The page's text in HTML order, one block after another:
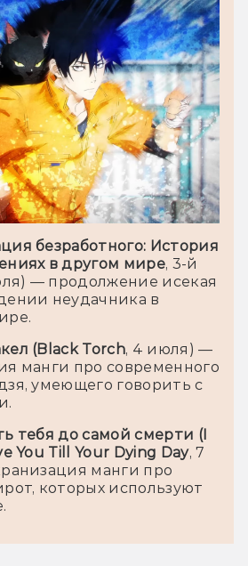
безработного: История
в другом мире, 3-й
— продолжение исекая
неудачника в
(Black Torch, 4 июля) —
манги про современного
умеющего говорить с
тебя до самой смерти (I
You Till Your Dying Day, 7
манги про
которых используют